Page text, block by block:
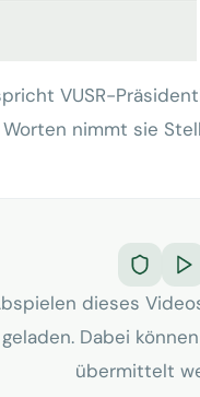
VUSR-
nimmt sie
dieses
Dabei
übermittelt